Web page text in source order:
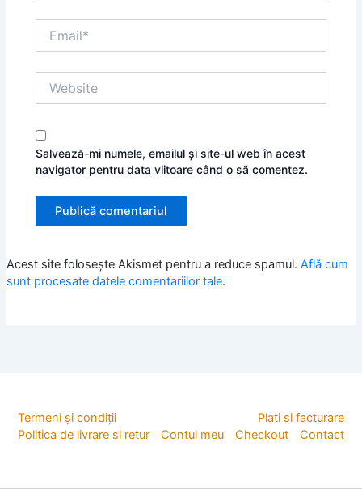
Salvează-mi numele, emailul și site-ul web în acest
navigator pentru data viitoare când o să comentez.
Acest site folosește Akismet pentru a reduce spamul. Află cum
sunt procesate datele comentariilor tale.
Termeni și condiții
Plati si facturare
Politica de livrare si retur
Contul meu Checkout Contact